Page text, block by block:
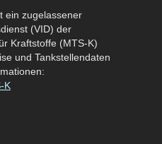
ein zugelassener
(VID) der
Kraftstoffe (MTS-K)
und Tankstellendaten
K